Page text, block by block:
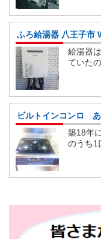
ふろ給湯器 八王子市
給湯器
ていた
ビルトインコンロ
築18年
のうち1